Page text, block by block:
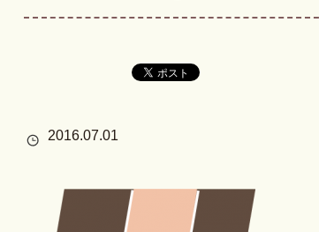
2016.07.01